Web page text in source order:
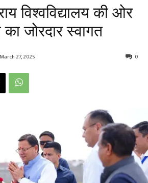
विश्वविद्यालय की ओर
जोरदार स्वागत
March 27, 2025 0